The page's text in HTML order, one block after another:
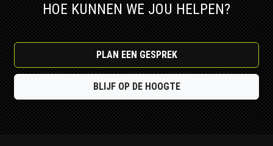
HOE KUNNEN WE JOU HELPEN?
PLAN EEN GESPREK
BLIJF OP DE HOOGTE